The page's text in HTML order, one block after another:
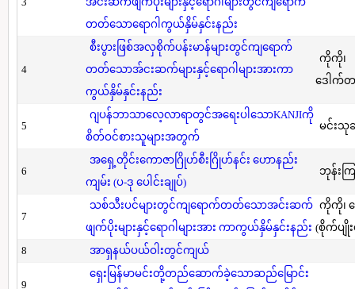
တတ်သောရောဂါကွယ်နှိမ်နှင်းနည်း
4
စီးပွားဖြစ်အလှစိုက်ပန်းမာန်များတွင်ကျရောက်
တတ်သောအ်ငးဆက်များနှင့်ရောဂါများအားကာ
ကွယ်နှိမ်နှင်းနည်း
ကိုကို၊
ဒေါက်တ
5
ဂျပန်ဘာသာလေ့လာရာတွင်အရေးပါသောKANJIကို
စိတ်ဝင်စားသူများအတွက်
မင်းသုခ
6
အရှေ့တိုင်းကောဇာဂြိုဟ်စီးဂြိုဟ်နင်း ဟောနည်း
ကျမ်း (ပ-ဒု ပေါင်းချုပ်)
ဘုန်းက
7
သစ်သီးပင်များတွင်ကျရောက်တတ်သောအင်းဆက်
ဖျက်ပိုးများနှင့်ရောဂါများအား ကာကွယ်နှိမ်နှင်းနည်း
ကိုကို၊
(စိုက်ပျိုး
8
အာရှနယ်ပယ်ဝါးတွင်ကျယ်
9
ရှေးမြန်မာမင်းတို့တည်ဆောက်ခဲ့သောဆည်မြောင်း